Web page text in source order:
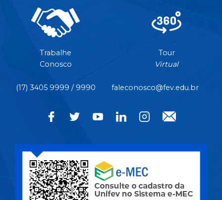
Trabalhe
Conosco
Tour
Virtual
(17) 3405 9999 / 9990 faleconosco@fev.edu.br